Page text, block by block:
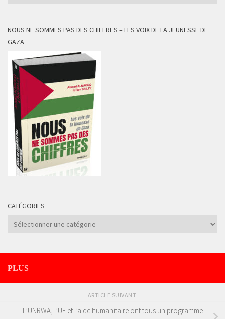
NOUS NE SOMMES PAS DES CHIFFRES – LES VOIX DE LA JEUNESSE DE
GAZA
CATÉGORIES
Catégories
PLUS
ARTICLE SUIVANT
L’UNRWA, l’UE et l’aide humanitaire ont tous un programme